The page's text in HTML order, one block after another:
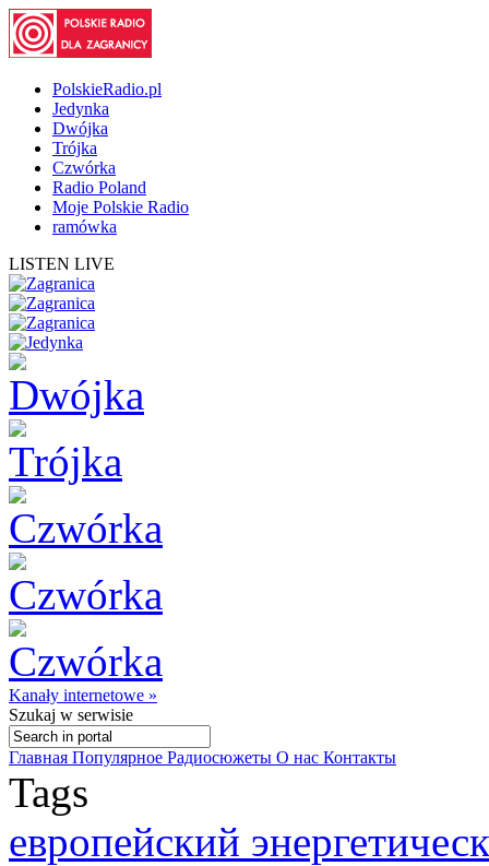
PolskieRadio.pl
Jedynka
Dwójka
Trójka
Czwórka
Radio Poland
Moje Polskie Radio
ramówka
LISTEN LIVE
Kanały internetowe »
Szukaj w serwisie
Главная Популярное Радиосюжеты О нас Контакты
Tags
европейский